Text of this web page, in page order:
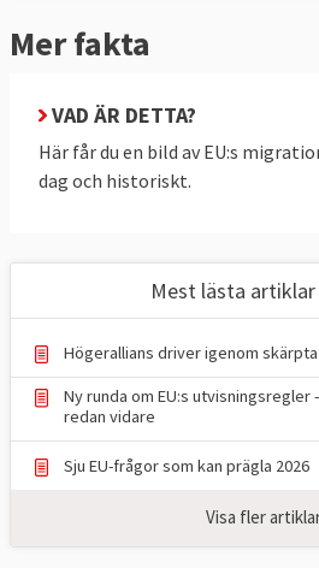
funnits bland
nya ny asyl- och
parlamentet och
Alla personer som illegalt
och alla som söker asyl i EU
Det gäller även dem som
Screeningen omfattar en
att bedöma eventuellt
Mer fakta
VAD ÄR DETTA?
Här får du en bild av EU:s
dag och historiskt.
Mest lästa
Högerallians driver igenom
Ny runda om EU:s utvisningsregler
redan vidare
Sju EU-frågor som kan prägla 2026
Visa fler